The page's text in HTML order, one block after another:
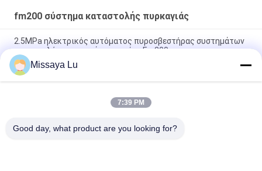
fm200 σύστημα καταστολής πυρκαγιάς
2.5MPa ηλεκτρικός αυτόματος πυροσβεστήρας συστημάτων
καταστολής πυρκαγιάς γραφείου Fm200
Μη διαβρωτικό σύστημα καταστολής αερίου Fm200 χωρίς
συνεχές ρεύμα 24V 1.6A ρύπανσης
Σύστημα καταστολής πυρκαγιάς HFC227ea χωρίς ρύπανση
Missaya Lu
7:39 PM
Good day, what product are you looking for?